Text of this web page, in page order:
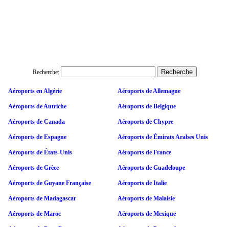
Recherche:
Aéroports en Algérie Aéroports de Allemagne
Aéroports de Autriche Aéroports de Belgique
Aéroports de Canada Aéroports de Chypre
Aéroports de Espagne Aéroports de Émirats Arabes Unis
Aéroports de États-Unis Aéroports de France
Aéroports de Grèce Aéroports de Guadeloupe
Aéroports de Guyane Française Aéroports de Italie
Aéroports de Madagascar Aéroports de Malaisie
Aéroports de Maroc Aéroports de Mexique